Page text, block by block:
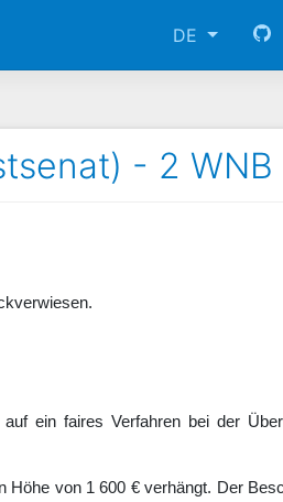
DE
- 2 WNB
ein faires Verfahren bei der
Höhe von 1 600 € verhängt. Der